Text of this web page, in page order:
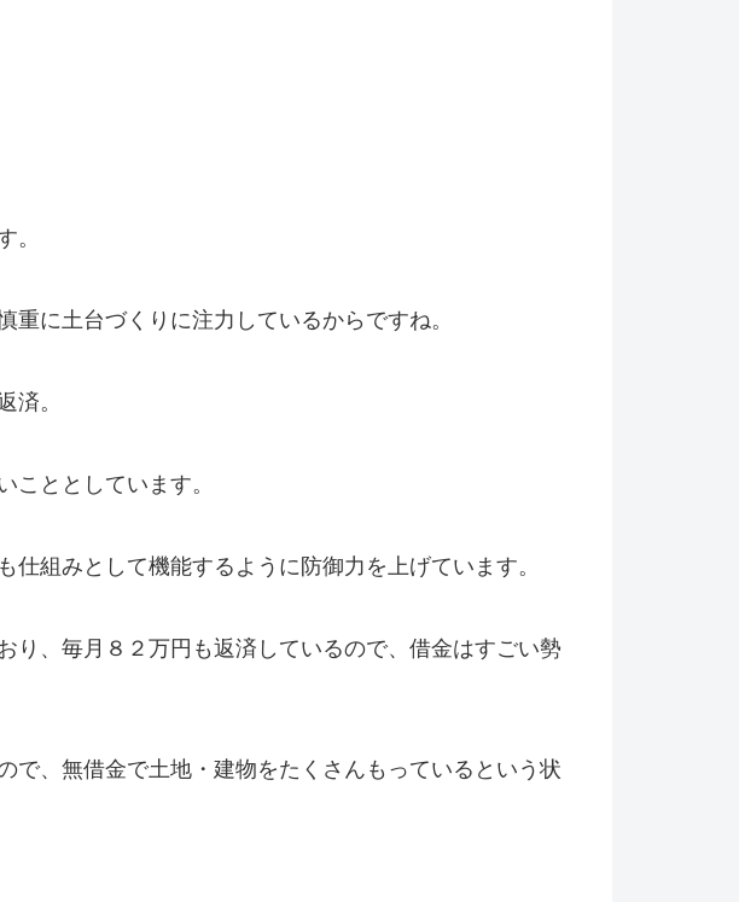
。
に土台づくりに注力しているからですね。
済。
こととしています。
組みとして機能するように防御力を上げています。
り、毎月８２万円も返済しているので、借金はすごい勢
で、無借金で土地・建物をたくさんもっているという状